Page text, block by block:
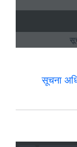
सूचना